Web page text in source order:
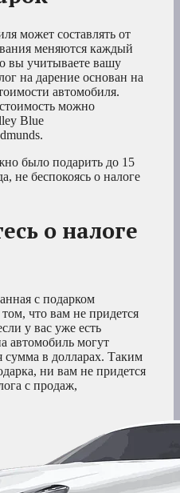
может составлять от
меняются каждый
вы учитываете вашу
на дарение основан на
автомобиля.
можно
Blue
было подарить до 15
не беспокоясь о налоге
о налоге
с подарком
что вам не придется
у вас уже есть
автомобиль могут
сумма в долларах. Таким
ни вам не придется
с продаж,